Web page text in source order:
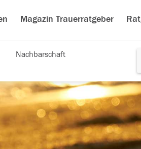
Magazin Trauerratgeber
Nachbarschaft